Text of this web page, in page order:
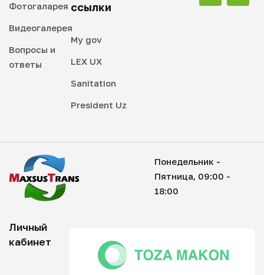
Фотогаларея
Видеогалерея
Вопросы и
ответы
ссылки
My gov
LEX UX
Sanitation
President Uz
Понедельник -
Пятница, 09:00 -
18:00
Личный
кабинет